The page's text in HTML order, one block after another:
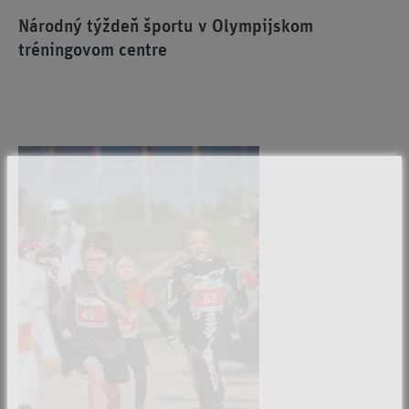
Národný týždeň športu v Olympijskom
tréningovom centre